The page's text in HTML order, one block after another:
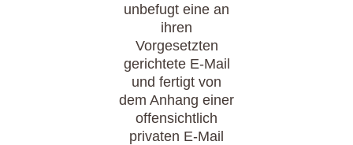
unbefugt eine an
ihren
Vorgesetzten
gerichtete E-Mail
und fertigt von
dem Anhang einer
offensichtlich
privaten E-Mail